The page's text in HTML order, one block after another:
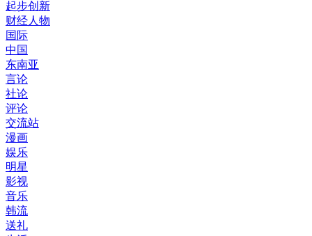
起步创新
财经人物
国际
中国
东南亚
言论
社论
评论
交流站
漫画
娱乐
明星
影视
音乐
韩流
送礼